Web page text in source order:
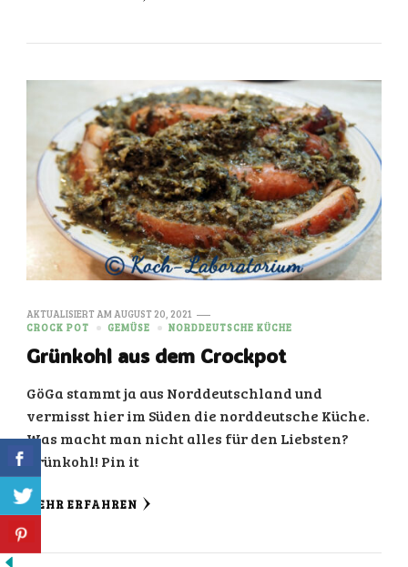
AKTUALISIERT AM AUGUST 20, 2021
CROCK POT
GEMÜSE NORDDEUTSCHE KÜCHE
Grünkohl aus dem Crockpot
GöGa stammt ja aus Norddeutschland und
vermisst hier im Süden die norddeutsche Küche.
Was macht man nicht alles für den Liebsten?
Grünkohl! Pin it
MEHR ERFAHREN